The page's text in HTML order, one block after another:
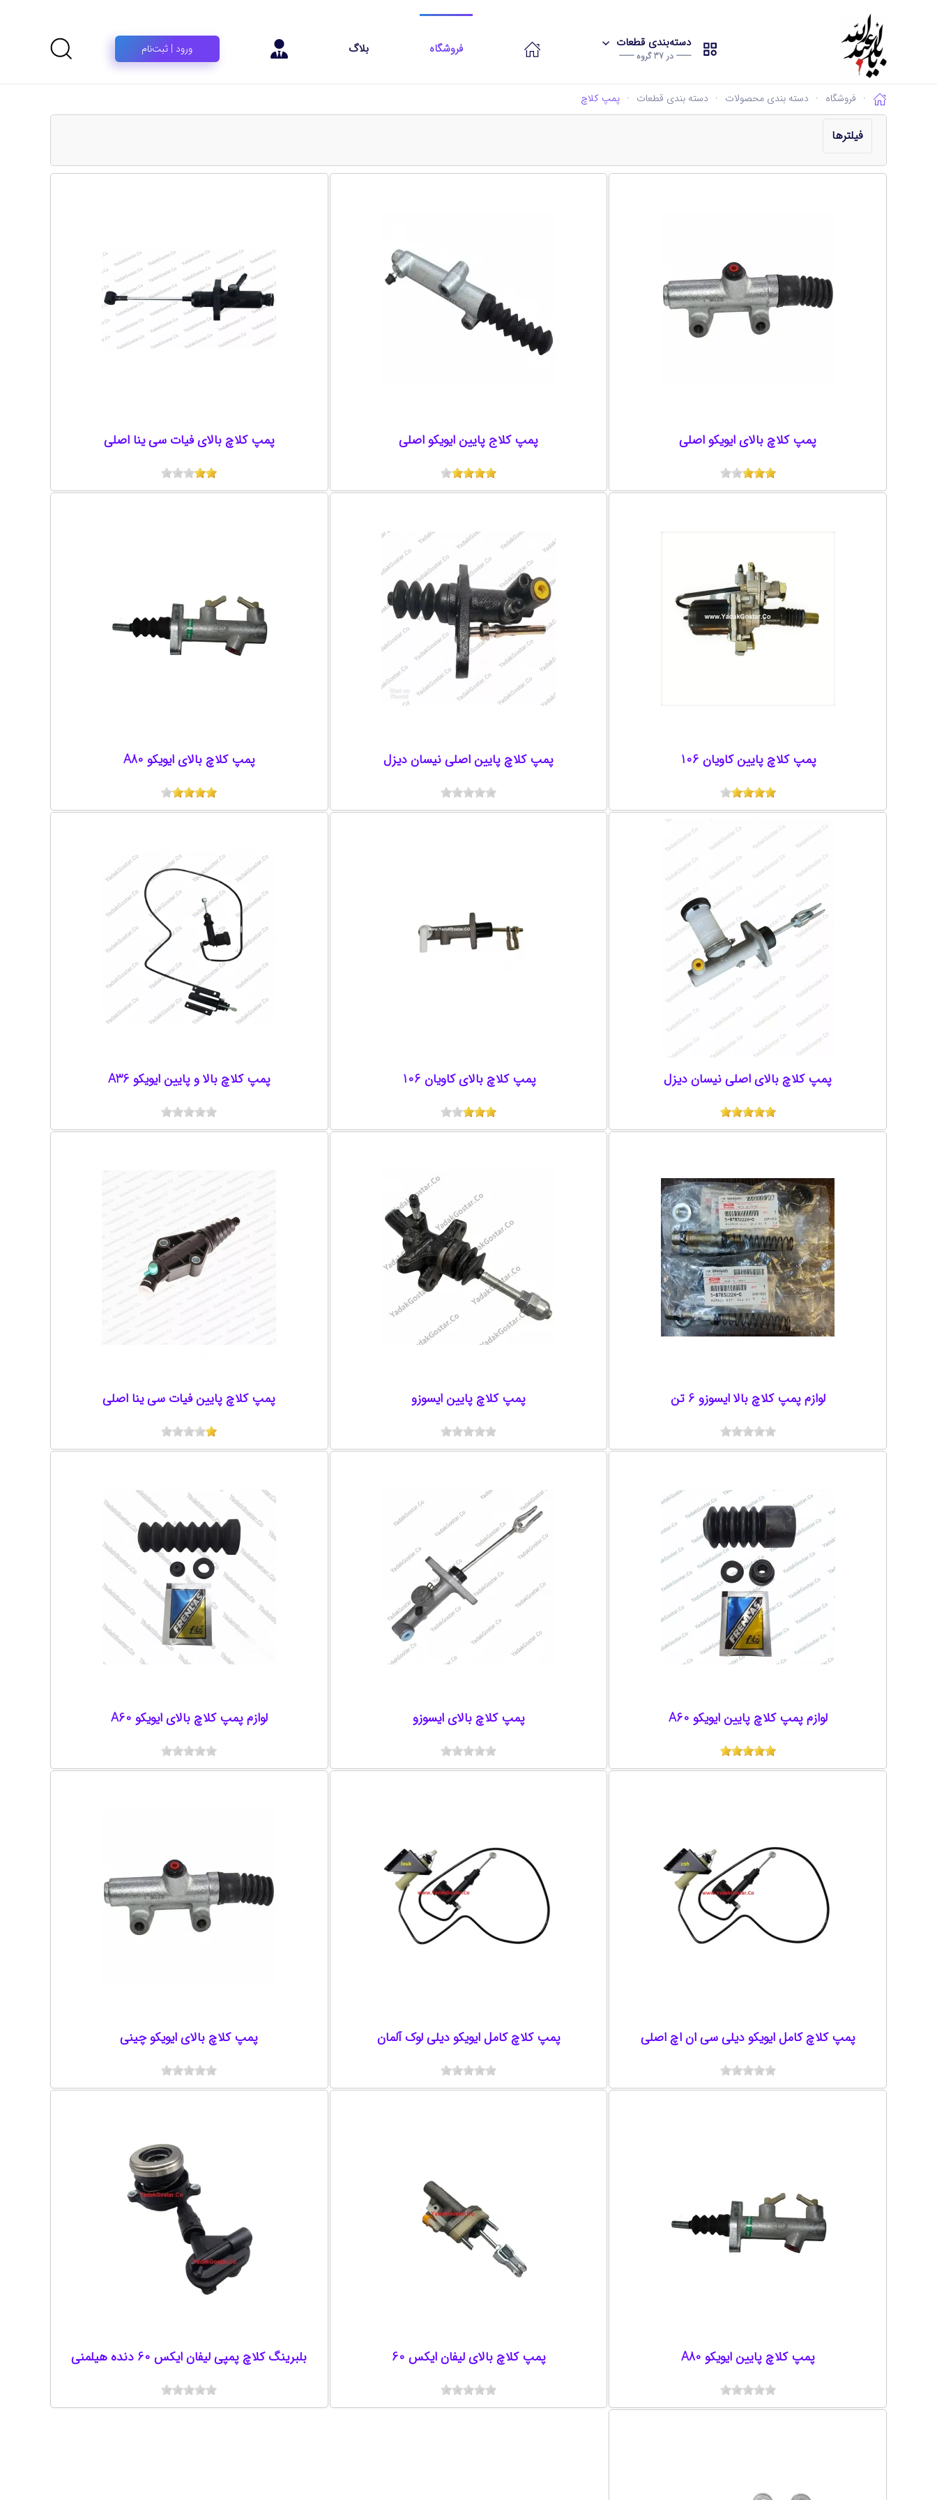
دسته‌بندی قطعات
------- در 37 گروه ------- فروشگاه بلاگ ورود | ثبت‌نام
فروشگاه دسته بندی محصولات دسته بندی قطعات پمپ کلاچ
فیلترها
پمپ کلاچ بالای ایویکو اصلی پمپ كلاج پايين ايويکو اصلی پمپ کلاچ بالای فیات سی ینا اصلی
پمپ کلاچ پایین کاویان 106 پمپ کلاچ پایین اصلی نیسان دیزل پمپ کلاچ بالای ایویکو A80
پمپ کلاچ بالای اصلی نیسان دیزل پمپ کلاچ بالای کاویان 106 پمپ کلاچ بالا و پایین ایویکو A36
لوازم پمپ کلاچ بالا ایسوزو 6 تن پمپ کلاچ پایین ایسوزو پمپ کلاچ پایین فیات سی ینا اصلی
لوازم پمپ کلاچ پایین ایویکو A60 پمپ کلاچ بالای ایسوزو لوازم پمپ کلاچ بالای ایویکو A60
پمپ کلاچ کامل ایویکو دیلی سی ان اچ اصلی پمپ کلاچ کامل ایویکو دیلی لوک آلمان پمپ کلاچ بالای ایویکو چینی
پمپ کلاچ پایین ایویکو A80 پمپ کلاچ بالای لیفان ایکس 60 بلبرینگ کلاچ پمپی لیفان ایکس 60 دنده هیلمنی